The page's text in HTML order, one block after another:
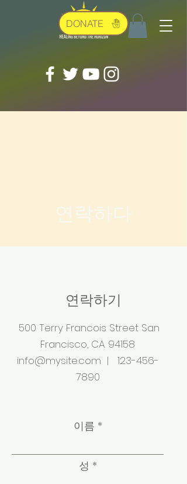
DONATE
연락하다
연락하기
500 Terry Francois Street San
Francisco, CA 94158
info@mysite.com |
123-456-
7890
이름
성